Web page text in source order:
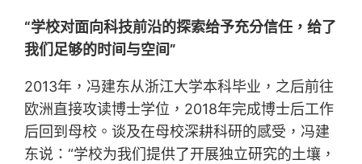
“学校对面向科技前沿的探索给予充分信任，给了
我们足够的时间与空间”
2013年，冯建东从浙江大学本科毕业，之后前往
欧洲直接攻读博士学位，2018年完成博士后工作
后回到母校。谈及在母校深耕科研的感受，冯建
东说：“学校为我们提供了开展独立研究的土壤，